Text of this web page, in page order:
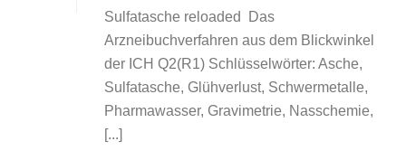
Sulfatasche reloaded  Das
Arzneibuchverfahren aus dem Blickwinkel
der ICH Q2(R1) Schlüsselwörter: Asche,
Sulfatasche, Glühverlust, Schwermetalle,
Pharmawasser, Gravimetrie, Nasschemie,
[...]